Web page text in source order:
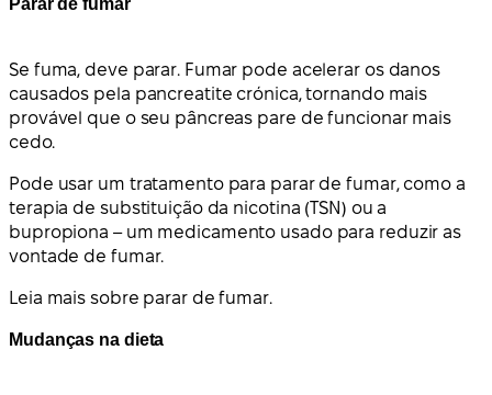
Parar de fumar
Se fuma, deve parar. Fumar pode acelerar os danos
causados pela pancreatite crónica, tornando mais
provável que o seu pâncreas pare de funcionar mais
cedo.
Pode usar um tratamento para parar de fumar, como a
terapia de substituição da nicotina (TSN) ou a
bupropiona – um medicamento usado para reduzir as
vontade de fumar.
Leia mais sobre parar de fumar.
Mudanças na dieta